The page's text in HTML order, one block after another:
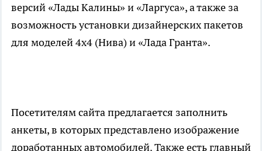
версий «Лады Калины» и «Ларгуса», а также за
возможность установки дизайнерских пакетов
для моделей 4х4 (Нива) и «Лада Гранта».
Посетителям сайта предлагается заполнить
анкеты, в которых представлено изображение
доработанных автомобилей. Также есть главный